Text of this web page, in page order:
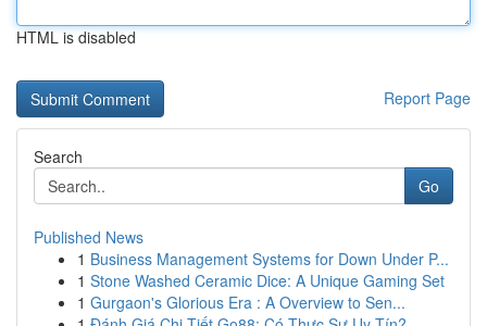
HTML is disabled
Report Page
Search
Go
Published News
1 Business Management Systems for Down Under P...
1 Stone Washed Ceramic Dice: A Unique Gaming Set
1 Gurgaon's Glorious Era : A Overview to Sen...